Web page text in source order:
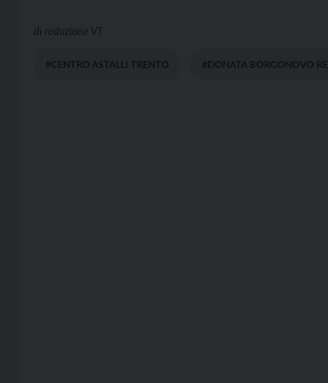
di redazione VT
#CENTRO ASTALLI TRENTO #DONATA BORGONOVO RE